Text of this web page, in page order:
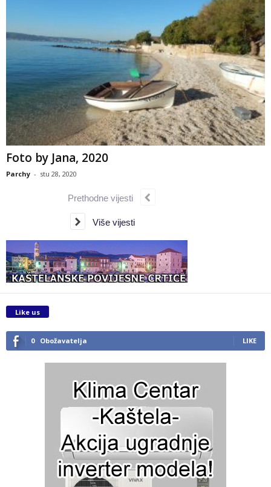
Foto by Jana, 2020
Parchy - stu 28, 2020
Prethodne vijesti
Više vijesti
Like us
0 Obožavatelja LIKE